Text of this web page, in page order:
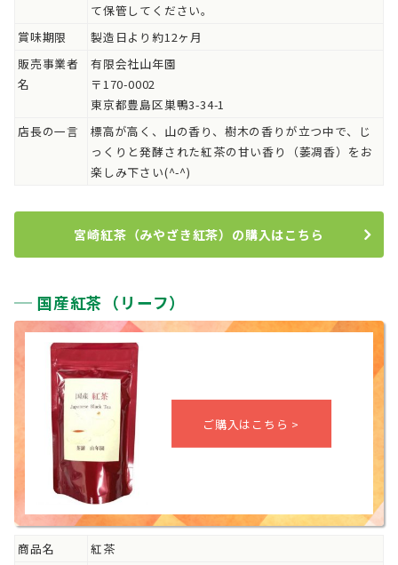
て保管してください。
賞味期限
製造日より約12ヶ月
販売事業者
名
有限会社山年園
〒170-0002
東京都豊島区巣鴨3-34-1
店長の一言
標高が高く、山の香り、樹木の香りが立つ中で、じ
っくりと発酵された紅茶の甘い香り（萎凋香）をお
楽しみ下さい(^-^)
宮崎紅茶（みやざき紅茶）の購入はこちら
国産紅茶（リーフ）
商品名
紅茶